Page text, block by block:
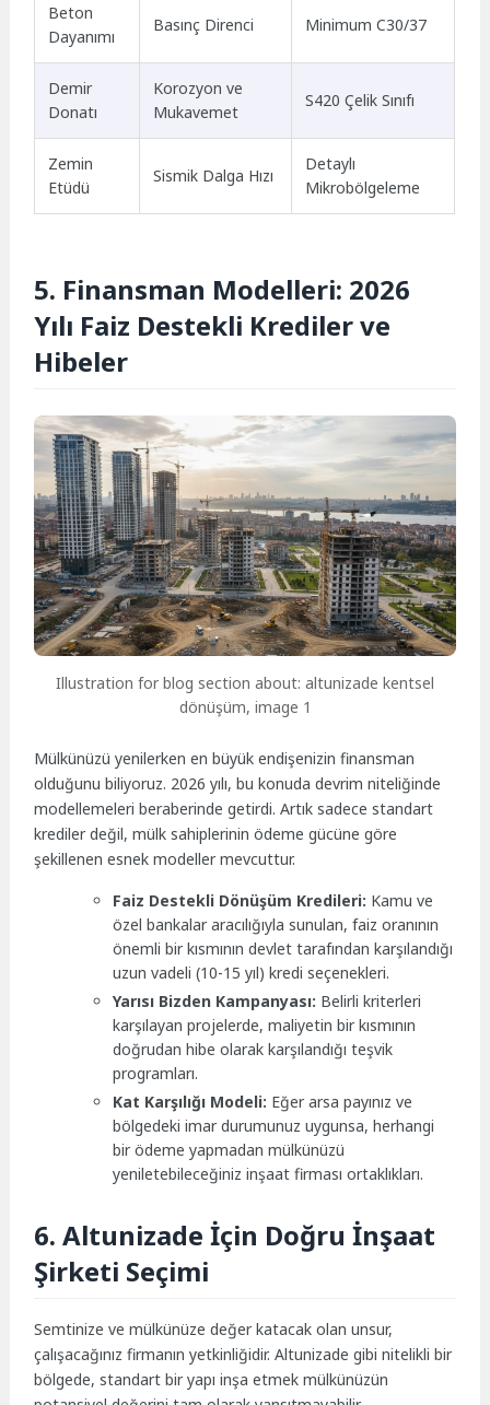
Beton
Dayanımı
Basınç Direnci Minimum C30/37
Demir
Donatı
Korozyon ve
Mukavemet
S420 Çelik Sınıfı
Zemin
Etüdü
Sismik Dalga Hızı
Detaylı
Mikrobölgeleme
5. Finansman Modelleri: 2026
Yılı Faiz Destekli Krediler ve
Hibeler
Illustration for blog section about: altunizade kentsel
dönüşüm, image 1
Mülkünüzü yenilerken en büyük endişenizin finansman
olduğunu biliyoruz. 2026 yılı, bu konuda devrim niteliğinde
modellemeleri beraberinde getirdi. Artık sadece standart
krediler değil, mülk sahiplerinin ödeme gücüne göre
şekillenen esnek modeller mevcuttur.
Faiz Destekli Dönüşüm Kredileri: Kamu ve
özel bankalar aracılığıyla sunulan, faiz oranının
önemli bir kısmının devlet tarafından karşılandığı
uzun vadeli (10-15 yıl) kredi seçenekleri.
Yarısı Bizden Kampanyası: Belirli kriterleri
karşılayan projelerde, maliyetin bir kısmının
doğrudan hibe olarak karşılandığı teşvik
programları.
Kat Karşılığı Modeli: Eğer arsa payınız ve
bölgedeki imar durumunuz uygunsa, herhangi
bir ödeme yapmadan mülkünüzü
yeniletebileceğiniz inşaat firması ortaklıkları.
6. Altunizade İçin Doğru İnşaat
Şirketi Seçimi
Semtinize ve mülkünüze değer katacak olan unsur,
çalışacağınız firmanın yetkinliğidir. Altunizade gibi nitelikli bir
bölgede, standart bir yapı inşa etmek mülkünüzün